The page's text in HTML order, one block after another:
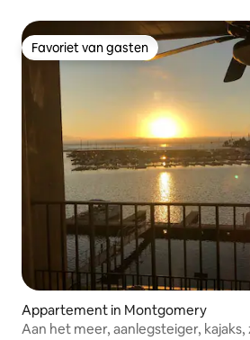
Favoriet van gasten
Favoriet van gasten
Appartement in Montgomery
Aan het meer, aanlegsteiger,